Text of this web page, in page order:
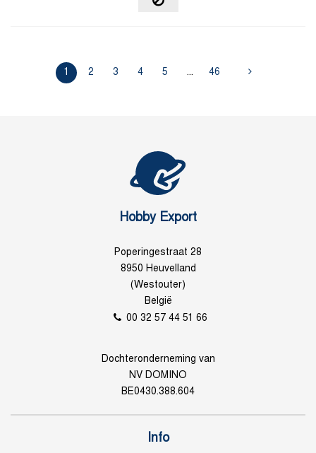
1 2 3 4 5 ... 46
Hobby Export
Poperingestraat 28
8950 Heuvelland
(Westouter)
België
00 32 57 44 51 66
Dochteronderneming van
NV DOMINO
BE0430.388.604
Info